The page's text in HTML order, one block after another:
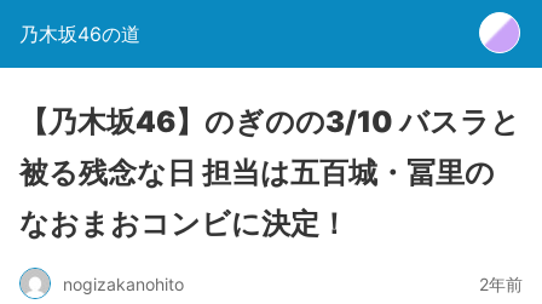
乃木坂46の道
【乃木坂46】のぎのの3/10 バスラと
被る残念な日 担当は五百城・冨里の
なおまおコンビに決定！
nogizakanohito 2年前